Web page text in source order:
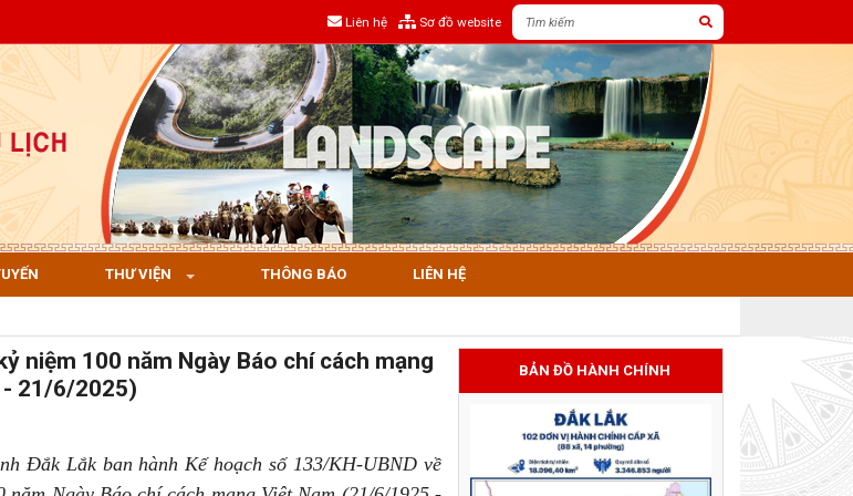
Liên hệ Sơ đồ website
THƯ VIỆN THÔNG BÁO LIÊN HỆ
niệm 100 năm Ngày Báo chí cách mạng
21/6/2025)
Đắk Lắk ban hành Kế hoạch số 133/KH-UBND về
BẢN ĐỒ HÀNH CHÍNH